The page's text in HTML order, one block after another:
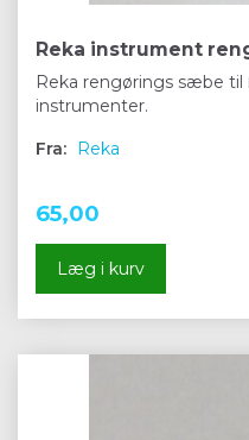
Reka instrument
Reka rengørings sæbe
instrumenter.
Fra: Reka
65,00
Læg i kurv